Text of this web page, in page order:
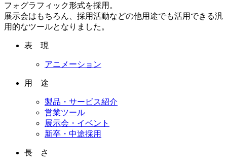
フォグラフィック形式を採用。
展示会はもちろん、採用活動などの他用途でも活用できる汎
用的なツールとなりました。
表 現
アニメーション
用 途
製品・サービス紹介
営業ツール
展示会・イベント
新卒・中途採用
長 さ